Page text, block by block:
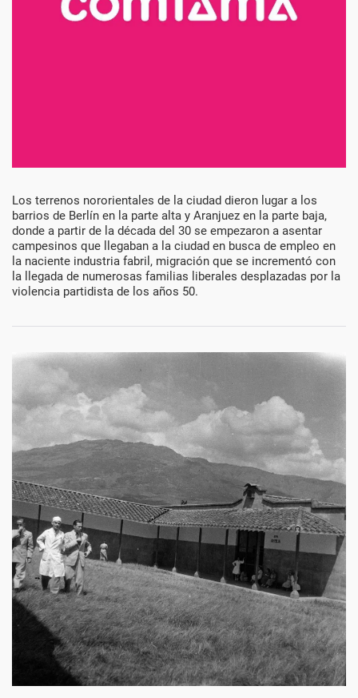
Década
del
1930
Los terrenos nororientales de la ciudad dieron lugar a los
barrios de Berlín en la parte alta y Aranjuez en la parte baja,
donde a partir de la década del 30 se empezaron a asentar
campesinos que llegaban a la ciudad en busca de empleo en
la naciente industria fabril, migración que se incrementó con
la llegada de numerosas familias liberales desplazadas por la
violencia partidista de los años 50.